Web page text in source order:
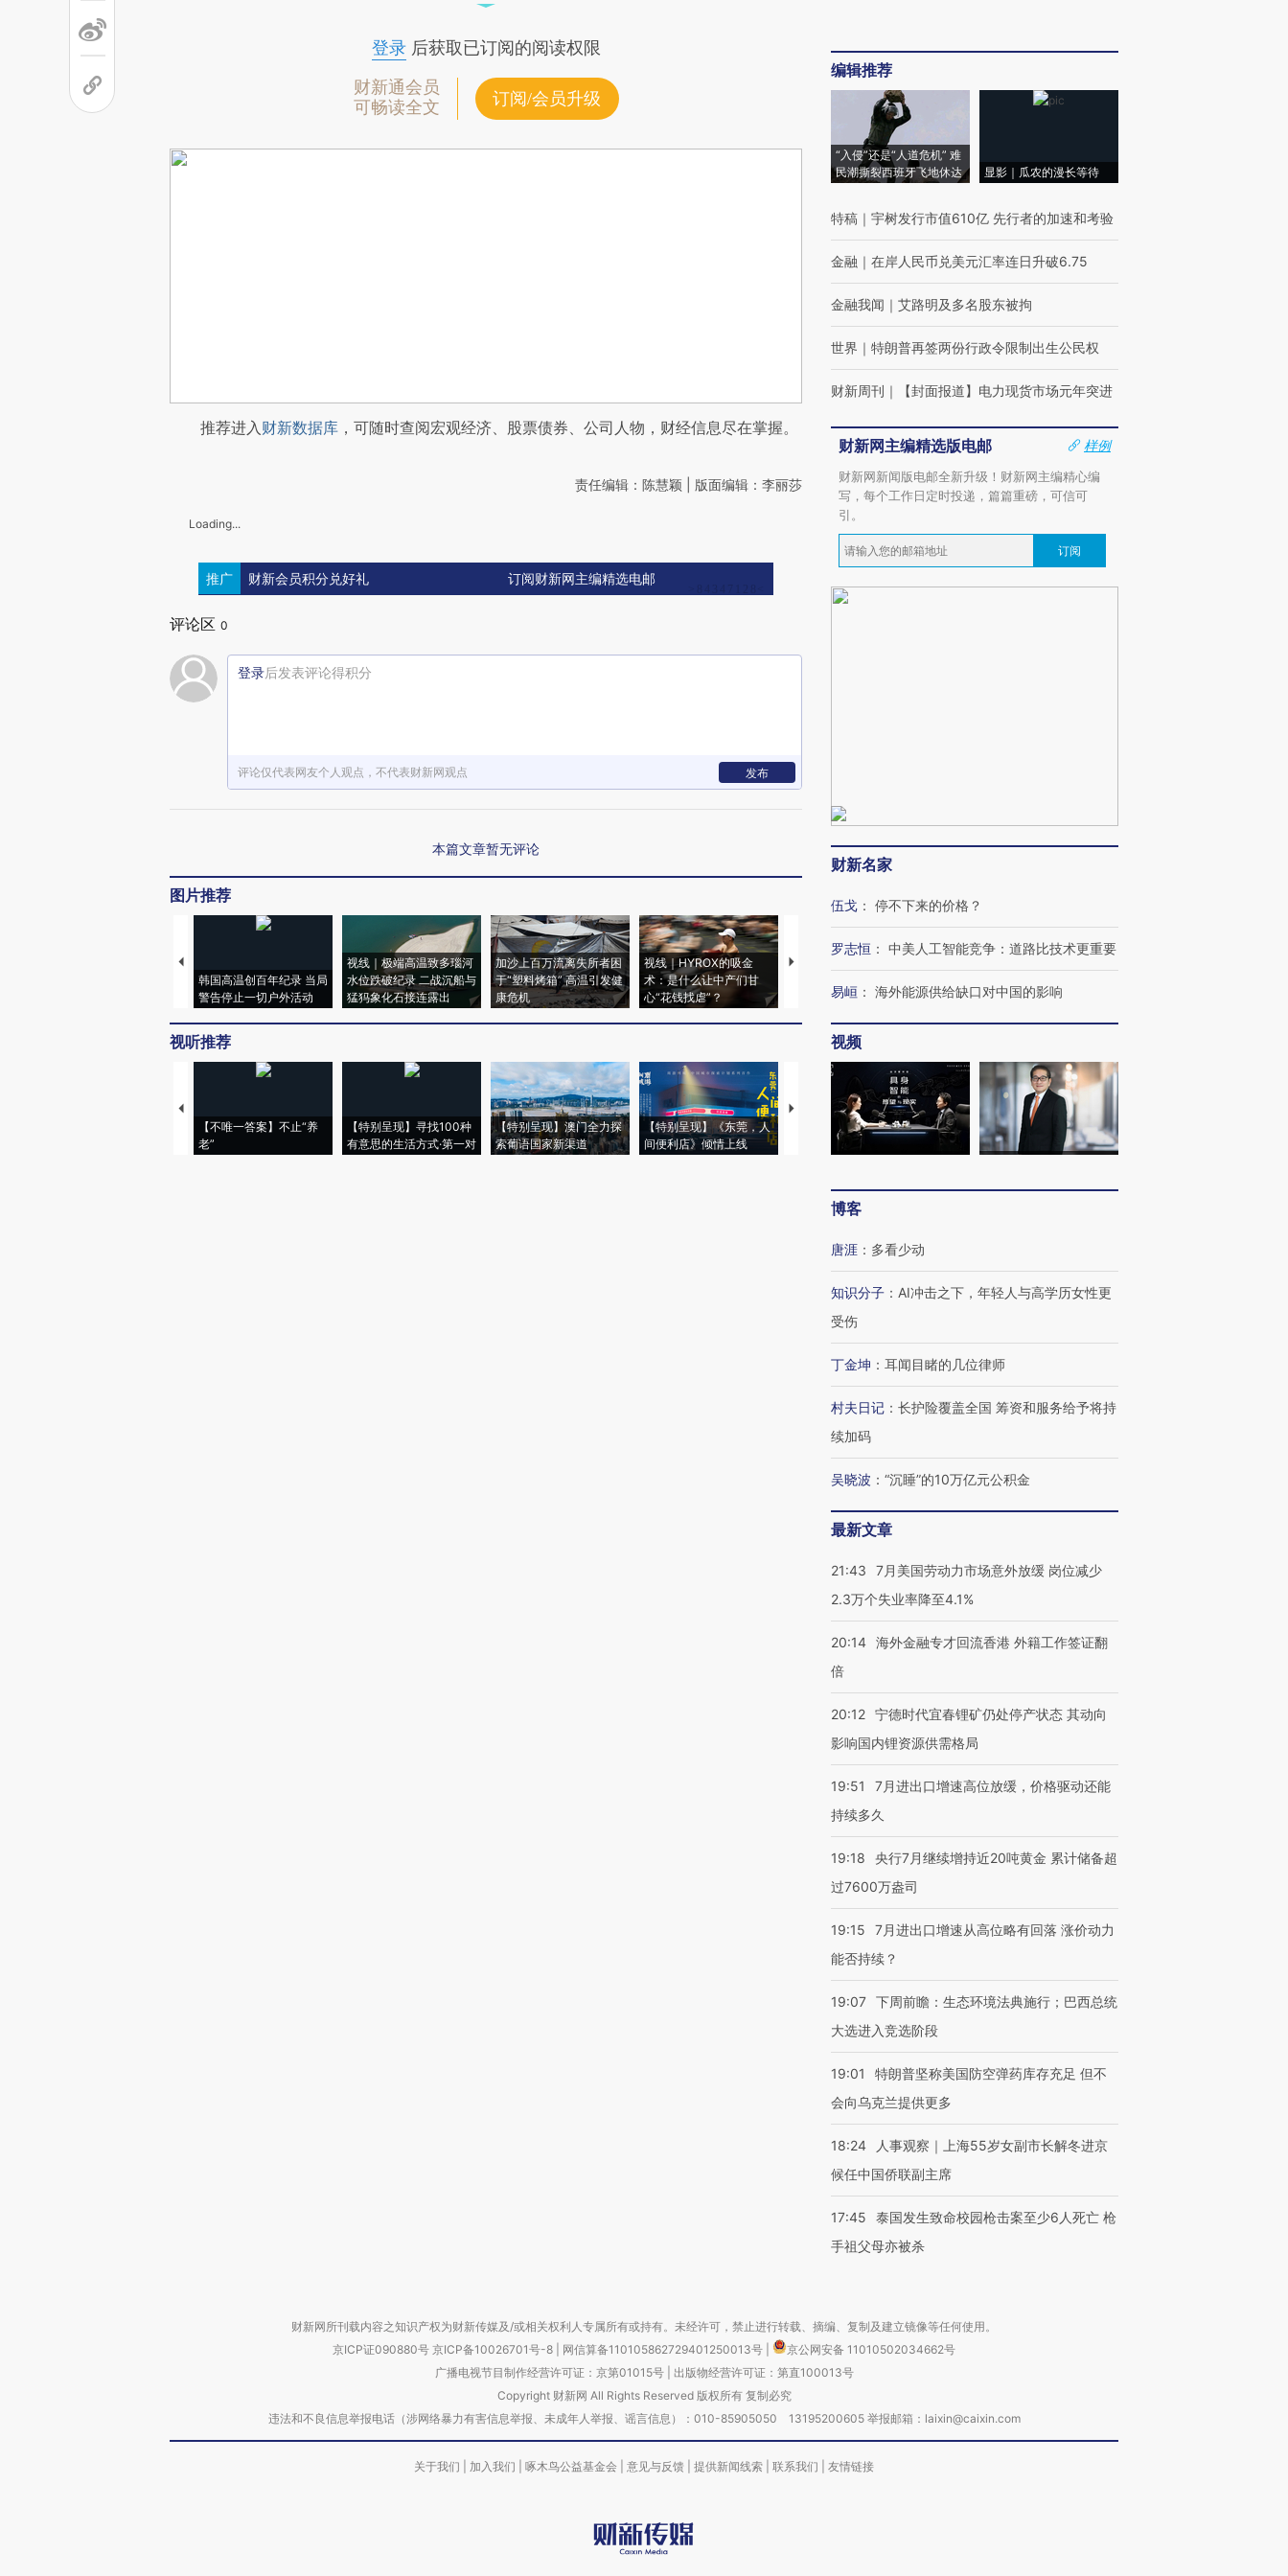
登录后获取已订阅的阅读权限
财新通会员
可畅读全文
订阅/会员升级
推荐进入财新数据库 ，可随时查阅宏观经济、股票债券、公司人物，财经信息尽在掌握。
责任编辑：陈慧颖 | 版面编辑：李丽莎
Loading...
推广 财新会员积分兑好礼 订阅财新网主编精选电邮
评论区 0
登录后发表评论得积分
评论仅代表网友个人观点，不代表财新网观点 发布
本篇文章暂无评论
图片推荐
韩国高温创百年纪录 当局
警告停止一切户外活动
视线｜极端高温致多瑙河
水位跌破纪录 二战沉船与
猛犸象化石接连露出
加沙上百万流离失所者困
于“塑料烤箱” 高温引发健
康危机
视线｜HYROX的吸金
术：是什么让中产们甘
心“花钱找虐”？
马航飞行员跨国走私7万
育部长拱下台
视听推荐
【不唯一答案】不止“养
老”
【特别呈现】寻找100种
有意思的生活方式·第一对
【特别呈现】澳门全力探
索葡语国家新渠道
【特别呈现】《东莞，人
间便利店》倾情上线
【推广】走进第四届链博
会，让数智科技“链”接产
【特别呈现】寻找100种
有意思的生活方式·第三对
CFO：不靠规模取胜，华
住三大增长引擎是什么？
编辑推荐
“入侵”还是“人道危机” 难
民潮撕裂西班牙飞地休达
显影｜瓜农的漫长等待
特稿 ｜ 宇树发行市值610亿 先行者的加速和考验
金融 ｜ 在岸人民币兑美元汇率连日升破6.75
金融我闻 ｜ 艾路明及多名股东被拘
世界 ｜ 特朗普再签两份行政令限制出生公民权
财新周刊 ｜ 【封面报道】电力现货市场元年突进
财新网主编精选版电邮
样例
财新网新闻版电邮全新升级！财新网主编精心编
写，每个工作日定时投递，篇篇重磅，可信可
引。
订阅
财新名家
伍戈 ： 停不下来的价格？
罗志恒 ： 中美人工智能竞争：道路比技术更重要
易峘 ： 海外能源供给缺口对中国的影响
视频
博客
唐涯 ： 多看少动
知识分子 ： AI冲击之下，年轻人与高学历女性更
受伤
丁金坤 ： 耳闻目睹的几位律师
村夫日记 ： 长护险覆盖全国 筹资和服务给予将持
续加码
吴晓波 ： “沉睡”的10万亿元公积金
最新文章
21:43
7月美国劳动力市场意外放缓 岗位减少
2.3万个失业率降至4.1%
20:14 海外金融专才回流香港 外籍工作签证翻
倍
20:12 宁德时代宜春锂矿仍处停产状态 其动向
影响国内锂资源供需格局
19:51
7月进出口增速高位放缓，价格驱动还能
持续多久
19:18
央行7月继续增持近20吨黄金 累计储备超
过7600万盎司
19:15
7月进出口增速从高位略有回落 涨价动力
能否持续？
19:07 下周前瞻：生态环境法典施行；巴西总统
大选进入竞选阶段
19:01
特朗普坚称美国防空弹药库存充足 但不
会向乌克兰提供更多
18:24
人事观察｜上海55岁女副市长解冬进京
候任中国侨联副主席
17:45
泰国发生致命校园枪击案至少6人死亡 枪
手祖父母亦被杀
财新网所刊载内容之知识产权为财新传媒及/或相关权利人专属所有或持有。未经许可，禁止进行转载、摘编、复制及建立镜像等任何使用。
京ICP证090880号 京ICP备10026701号-8 网信算备110105862729401250013号
京公网安备 11010502034662号
广播电视节目制作经营许可证：京第01015号| 出版物经营许可证：第直100013号
Copyright 财新网 All Rights Reserved 版权所有 复制必究
违法和不良信息举报电话（涉网络暴力有害信息举报、未成年人举报、谣言信息）：010-85905050 13195200605 举报邮箱：laixin@caixin.com
关于我们 加入我们 啄木鸟公益基金会 意见与反馈 提供新闻线索 联系我们 友情链接